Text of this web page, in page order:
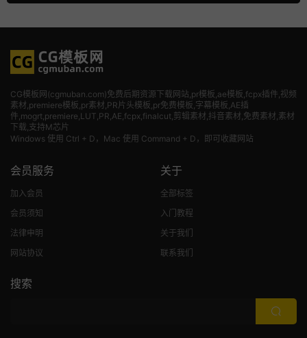
CG模板网(cgmuban.com)免费后期资源下载网站,pr模板,ae模板,fcpx插件,视频
素材 ,premiere模板,pr素材,PR片头模板,pr免费模板,字幕模板,AE插
件,mogrt,premiere,LUT,PR,AE,fcpx,finalcut,剪辑素材,抖音素材,免费素材,素材
下载,支持M芯片
Windows 使用 Ctrl + D，Mac 使用 Command + D，即可收藏网站
会员服务
加入会员
会员须知
法律申明
网站协议
关于
全部标签
入门教程
关于我们
联系我们
搜索